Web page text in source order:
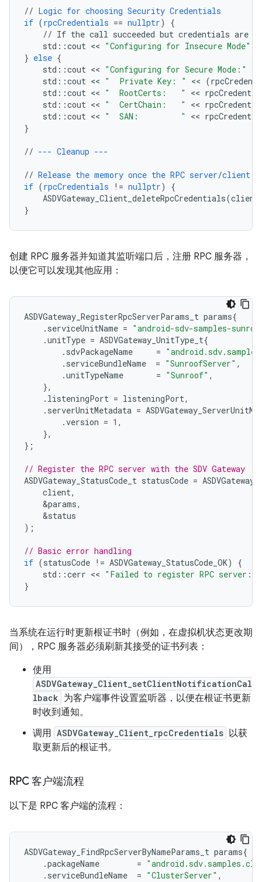
// Logic for choosing Security Credentials
if (rpcCredentials == nullptr)
{
// If the call succeeded but credentials are
std : :cout << "Configuring for Insecure Mode"
} else {
std : :cout << "Configuring for Secure Mode:"
std : :cout << "  Private Key: " << (
std : :cout << "  RootCerts:   " <<
std : :cout << "  CertChain:   " <<
std : :cout << "  SAN:         " <<
}
// --- Cleanup ---
// Release the memory once the RPC server/client
if (rpcCredentials != nullptr)
{
}
创建 RPC 服务器并知道其监听端口后，注册 RPC 服务器，
以便它可以发现其他应用：
ASDVGateway_RegisterRpcServerParams_t params{
. serviceUnitName = "android-sdv-samples-
.unitType = ASDVGateway_UnitType_t{
. sdvPackageName =
. serviceBundleName = "SunroofServer" ,
.unitTypeName = "Sunroof" ,
},
. listeningPort = listeningPort,
. serverUnitMetadata =
.version = 1 ,
},
};
// Register the RPC server with the SDV Gateway
ASDVGateway_StatusCode_t statusCode =
client,
&params,
&status
);
// Basic error handling
if (statusCode != ASDVGateway_StatusCode_OK)
{
std ::cerr << "Failed to register RPC server: "
}
当系统在运行时更新根证书时（例如，在虚拟机状态更改期
间），RPC 服务器必须刷新其接受的证书列表：
使用
ASDVGateway_Client_setClientNotificationCal
lback 为客户端事件设置监听器，以便在根证书更新
时收到通知。
调用 ASDVGateway_Client_rpcCredentials 以获
取更新后的根证书。
RPC 客户端流程
以下是 RPC 客户端的流程：
ASDVGateway_FindRpcServerByNameParams_t params{
.packageName =
. serviceBundleName = "ClusterServer" ,